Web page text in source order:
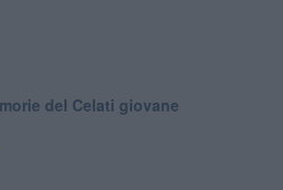
del Celati giovane